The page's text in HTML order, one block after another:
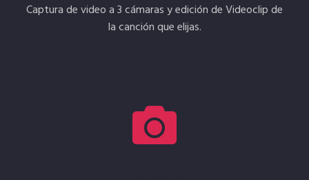
Captura de video a 3 cámaras y edición de Videoclip de
la canción que elijas.